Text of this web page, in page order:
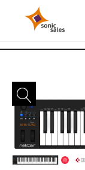
Sonic Sales